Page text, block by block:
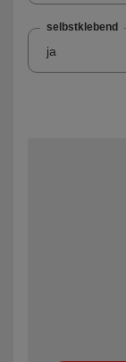
selbstklebend
ja